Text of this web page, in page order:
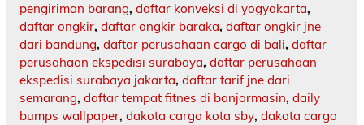
pengiriman barang, daftar konveksi di yogyakarta,
daftar ongkir, daftar ongkir baraka, daftar ongkir jne
dari bandung, daftar perusahaan cargo di bali, daftar
perusahaan ekspedisi surabaya, daftar perusahaan
ekspedisi surabaya jakarta, daftar tarif jne dari
semarang, daftar tempat fitnes di banjarmasin, daily
bumps wallpaper, dakota cargo kota sby, dakota cargo